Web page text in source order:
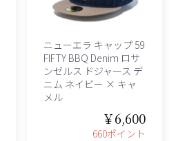
ニューエラ キャップ 59
FIFTY BBQ Denim ロサ
ンゼルス ドジャース デ
ニム ネイビー × キャ
メル
￥6,600
660ポイント